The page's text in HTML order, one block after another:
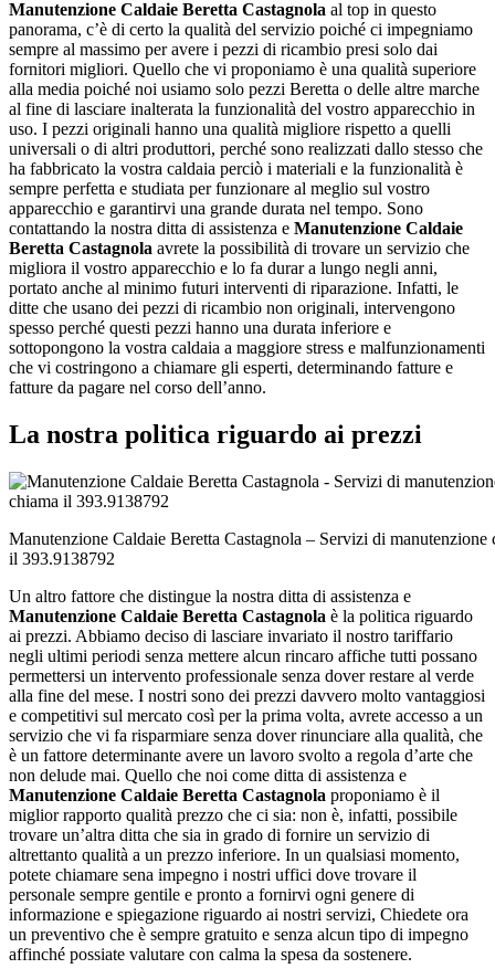
Manutenzione Caldaie Beretta Castagnola al top in questo
panorama, c’è di certo la qualità del servizio poiché ci impegniamo
sempre al massimo per avere i pezzi di ricambio presi solo dai
fornitori migliori. Quello che vi proponiamo è una qualità superiore
alla media poiché noi usiamo solo pezzi Beretta o delle altre marche
al fine di lasciare inalterata la funzionalità del vostro apparecchio in
uso. I pezzi originali hanno una qualità migliore rispetto a quelli
universali o di altri produttori, perché sono realizzati dallo stesso che
ha fabbricato la vostra caldaia perciò i materiali e la funzionalità è
sempre perfetta e studiata per funzionare al meglio sul vostro
apparecchio e garantirvi una grande durata nel tempo. Sono
contattando la nostra ditta di assistenza e Manutenzione Caldaie
Beretta Castagnola avrete la possibilità di trovare un servizio che
migliora il vostro apparecchio e lo fa durar a lungo negli anni,
portato anche al minimo futuri interventi di riparazione. Infatti, le
ditte che usano dei pezzi di ricambio non originali, intervengono
spesso perché questi pezzi hanno una durata inferiore e
sottopongono la vostra caldaia a maggiore stress e malfunzionamenti
che vi costringono a chiamare gli esperti, determinando fatture e
fatture da pagare nel corso dell’anno.
La nostra politica riguardo ai prezzi
Manutenzione Caldaie Beretta Castagnola – Servizi di manutenzione
il 393.9138792
Un altro fattore che distingue la nostra ditta di assistenza e
Manutenzione Caldaie Beretta Castagnola è la politica riguardo
ai prezzi. Abbiamo deciso di lasciare invariato il nostro tariffario
negli ultimi periodi senza mettere alcun rincaro affiche tutti possano
permettersi un intervento professionale senza dover restare al verde
alla fine del mese. I nostri sono dei prezzi davvero molto vantaggiosi
e competitivi sul mercato così per la prima volta, avrete accesso a un
servizio che vi fa risparmiare senza dover rinunciare alla qualità, che
è un fattore determinante avere un lavoro svolto a regola d’arte che
non delude mai. Quello che noi come ditta di assistenza e
Manutenzione Caldaie Beretta Castagnola proponiamo è il
miglior rapporto qualità prezzo che ci sia: non è, infatti, possibile
trovare un’altra ditta che sia in grado di fornire un servizio di
altrettanto qualità a un prezzo inferiore. In un qualsiasi momento,
potete chiamare sena impegno i nostri uffici dove trovare il
personale sempre gentile e pronto a fornirvi ogni genere di
informazione e spiegazione riguardo ai nostri servizi, Chiedete ora
un preventivo che è sempre gratuito e senza alcun tipo di impegno
affinché possiate valutare con calma la spesa da sostenere.